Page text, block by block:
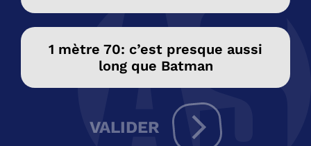
1 mètre 70: c’est presque aussi
long que Batman
VALIDER